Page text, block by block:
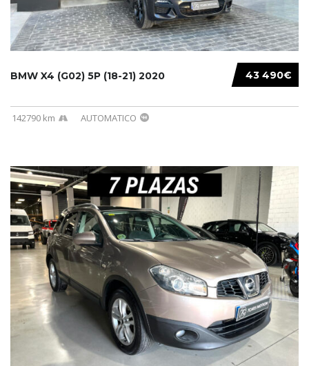
43 490€
BMW X4 (G02) 5P (18-21) 2020
142790 km AUTOMATICO